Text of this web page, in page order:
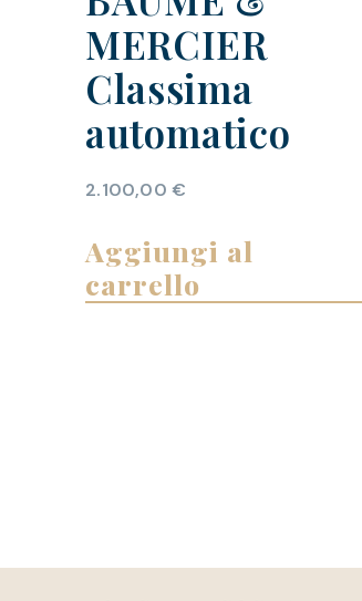
MERCIER
Classima
automatico
2.100,00 €
Aggiungi al
carrello